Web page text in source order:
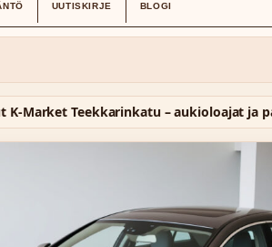
UUTISKIRJE BLOGI
K-Market Teekkarinkatu – aukioloajat ja